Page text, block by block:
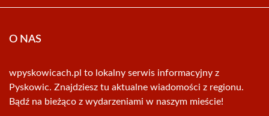
O NAS
wpyskowicach.pl to lokalny serwis informacyjny z
Pyskowic. Znajdziesz tu aktualne wiadomości z regionu.
Bądź na bieżąco z wydarzeniami w naszym mieście!